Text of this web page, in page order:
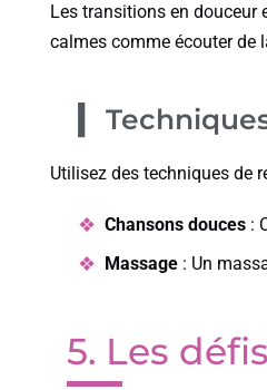
Les transitions en douceur
calmes comme écouter de
Utilisez des techniques de
Chansons douces :
Massage : Un
5. Les